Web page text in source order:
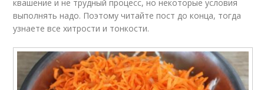
квашение и не трудный процесс, но некоторые условия
выполнять надо. Поэтому читайте пост до конца, тогда
узнаете все хитрости и тонкости.